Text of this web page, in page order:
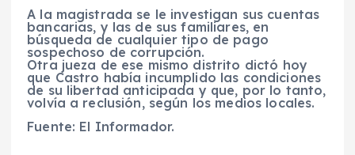
A la magistrada se le investigan sus cuentas
bancarias, y las de sus familiares, en
búsqueda de cualquier tipo de pago
sospechoso de corrupción.
Otra jueza de ese mismo distrito dictó hoy
que Castro había incumplido las condiciones
de su libertad anticipada y que, por lo tanto,
volvía a reclusión, según los medios locales.
Fuente: El Informador.